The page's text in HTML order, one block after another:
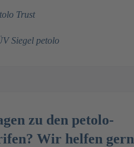
zu den petolo-
Wir helfen gern